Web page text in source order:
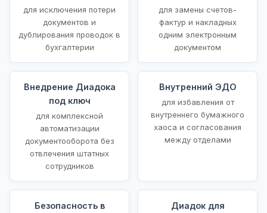
для исключения потери
документов и
дублирования проводок в
бухгалтерии
для замены счетов-
фактур и накладных
одним электронным
документом
Внедрение Диадока
под ключ
для комплексной
автоматизации
документооборота без
отвлечения штатных
сотрудников
Внутренний ЭДО
для избавления от
внутреннего бумажного
хаоса и согласования
между отделами
Безопасность в
Диадок для